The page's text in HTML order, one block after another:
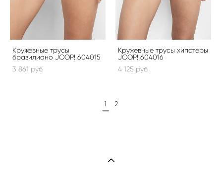
Кружевные трусы
бразилиано JOOP! 604015
3 861 pуб.
Кружевные трусы хипстеры
JOOP! 604016
4 125 pуб.
1 2